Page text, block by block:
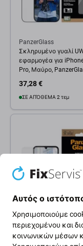
PanzerGlass
Σκληρυμένο γυαλί
εφαρμογέα για
Pro, Μαύρο,
37,28 €
ΣΕ ΑΠΌΘΕΜΑ 2 τεμ
PanzerGlass
Σκληρυμένο γυαλί
Samsung A26 5G,
Αυτός ο
Χρησιμοποιούμε
περιεχομένου και
κοινωνικών μέσων